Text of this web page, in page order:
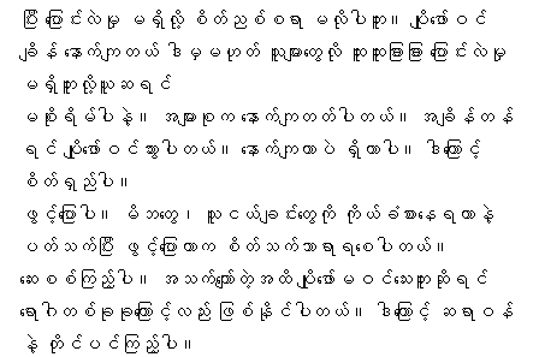
ပြီး ပြောင်းလဲမှု မရှိလို့ စိတ်ညစ်စရာ မလိုပါဘူး။ပျိုဖော်ဝင်
ချိန် နောက်ကျ တယ် ဒါမှမဟုတ် သူများတွေလို ထူးထူးခြားခြား ပြောင်းလဲမှု
မရှိဘူးလို့ယူဆရင်
မစိုးရိမ်ပါနဲ့။ အများစုက နောက်ကျတတ်ပါတယ်။ အချိန်တန်
ရင် ပျိုဖော်ဝင်သွားပါတယ်။ နောက်ကျတာပဲ ရှိတာပါ။ ဒါကြောင့်
စိတ်ရှည်ပါ။
ဖွင့်ပြောပါ။ မိဘတွေ၊ သူငယ်ချင်းတွေကို ကိုယ်ခံစားနေရတာနဲ့
ပတ်သက်ပြီး ဖွင့်ပြောတာက စိတ်သက်သာရာရစေပါတယ်။
ဆေးစစ်ကြည့်ပါ။ အသက်ကျော်တဲ့အထိ ပျိုဖော်မဝင်သေးဘူးဆိုရင်
ရောဂါတစ်ခုခုကြောင့်လည်း ဖြစ်နိုင်ပါတယ်။ ဒါကြောင့် ဆရာဝန်
နဲ့ တိုင်ပင်ကြည့်ပါ။